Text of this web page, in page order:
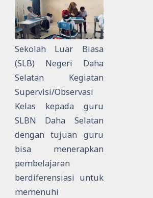
Sekolah Luar Biasa
(SLB) Negeri Daha
Selatan Kegiatan
Supervisi/Observasi
Kelas kepada guru
SLBN Daha Selatan
dengan tujuan guru
bisa menerapkan
pembelajaran
berdiferensiasi untuk
memenuhi